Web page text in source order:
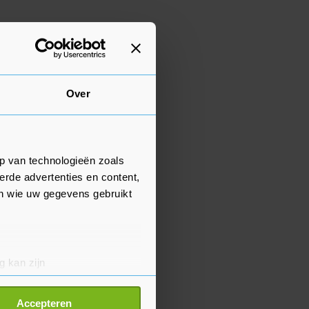
Over
van technologieën zoals
advertenties en content,
wie uw gegevens gebruikt
kan zijn
detailgedeelte
Accepteren